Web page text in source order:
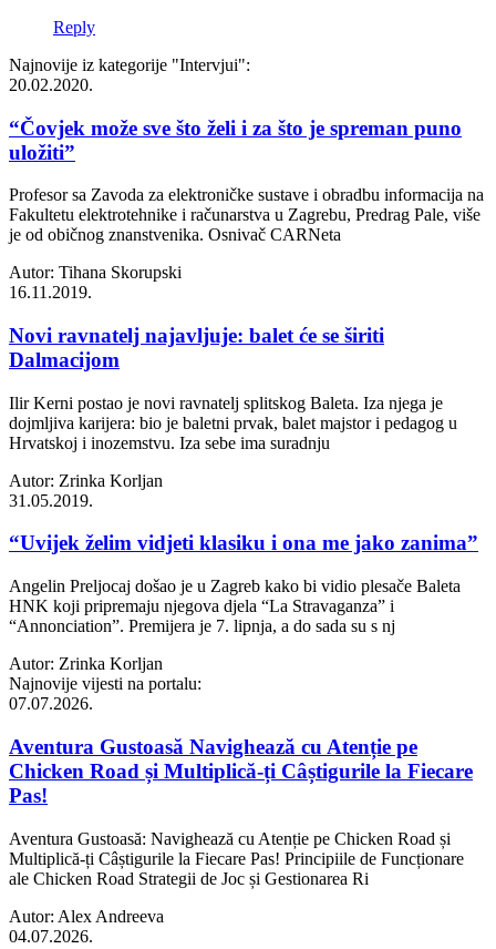
Reply
Najnovije iz kategorije "Intervjui":
20.02.2020.
“Čovjek može sve što želi i za što je spreman puno
uložiti”
Profesor sa Zavoda za elektroničke sustave i obradbu informacija na
Fakultetu elektrotehnike i računarstva u Zagrebu, Predrag Pale, više
je od običnog znanstvenika. Osnivač CARNeta
Autor: Tihana Skorupski
16.11.2019.
Novi ravnatelj najavljuje: balet će se širiti
Dalmacijom
Ilir Kerni postao je novi ravnatelj splitskog Baleta. Iza njega je
dojmljiva karijera: bio je baletni prvak, balet majstor i pedagog u
Hrvatskoj i inozemstvu. Iza sebe ima suradnju
Autor: Zrinka Korljan
31.05.2019.
“Uvijek želim vidjeti klasiku i ona me jako zanima”
Angelin Preljocaj došao je u Zagreb kako bi vidio plesače Baleta
HNK koji pripremaju njegova djela “La Stravaganza” i
“Annonciation”. Premijera je 7. lipnja, a do sada su s nj
Autor: Zrinka Korljan
Najnovije vijesti na portalu:
07.07.2026.
Aventura Gustoasă Navighează cu Atenție pe
Chicken Road și Multiplică-ți Câștigurile la Fiecare
Pas!
Aventura Gustoasă: Navighează cu Atenție pe Chicken Road și
Multiplică-ți Câștigurile la Fiecare Pas! Principiile de Funcționare
ale Chicken Road Strategii de Joc și Gestionarea Ri
Autor: Alex Andreeva
04.07.2026.